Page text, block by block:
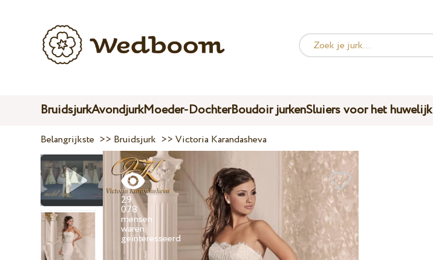
BruidsjurkAvondjurkMoeder-DochterBoudoir jurkenSluiers voor het huwelijk
Belangrijkste >> Bruidsjurk >>Victoria Karandasheva
29
078
mensen
waren